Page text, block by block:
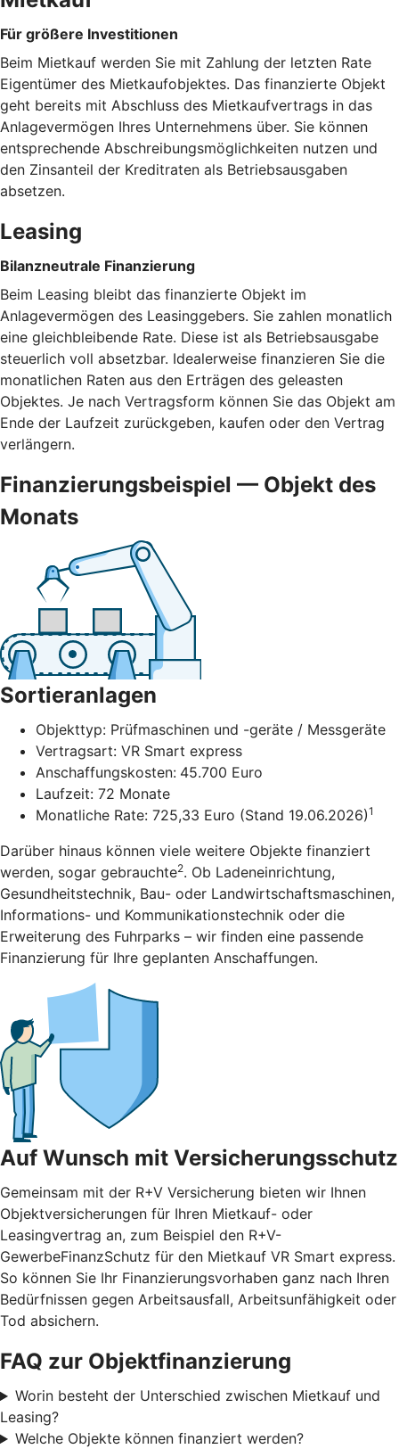
Für größere Investitionen
Beim Mietkauf werden Sie mit Zahlung der letzten Rate
Eigentümer des Mietkaufobjektes. Das finanzierte Objekt
geht bereits mit Abschluss des Mietkaufvertrags in das
Anlagevermögen Ihres Unternehmens über. Sie können
entsprechende Abschreibungsmöglichkeiten nutzen und
den Zinsanteil der Kreditraten als Betriebsausgaben
absetzen.
Leasing
Bilanzneutrale Finanzierung
Beim Leasing bleibt das finanzierte Objekt im
Anlagevermögen des Leasinggebers. Sie zahlen monatlich
eine gleichbleibende Rate. Diese ist als Betriebsausgabe
steuerlich voll absetzbar. Idealerweise finanzieren Sie die
monatlichen Raten aus den Erträgen des geleasten
Objektes. Je nach Vertragsform können Sie das Objekt am
Ende der Laufzeit zurückgeben, kaufen oder den Vertrag
verlängern.
Finanzierungsbeispiel — Objekt des
Monats
Sortieranlagen
Objekttyp: Prüfmaschinen und -geräte / Messgeräte
Vertragsart: VR Smart express
Anschaffungskosten: 45.700 Euro
Laufzeit: 72 Monate
Monatliche Rate: 725,33 Euro (Stand 19.06.2026)1
Darüber hinaus können viele weitere Objekte finanziert
werden, sogar gebrauchte2. Ob Ladeneinrichtung,
Gesundheitstechnik, Bau- oder Landwirtschaftsmaschinen,
Informations- und Kommunikationstechnik oder die
Erweiterung des Fuhrparks – wir finden eine passende
Finanzierung für Ihre geplanten Anschaffungen.
Auf Wunsch mit Versicherungsschutz
Gemeinsam mit der R+V Versicherung bieten wir Ihnen
Objektversicherungen für Ihren Mietkauf- oder
Leasingvertrag an, zum Beispiel den R+V-
GewerbeFinanzSchutz für den Mietkauf VR Smart express.
So können Sie Ihr Finanzierungsvorhaben ganz nach Ihren
Bedürfnissen gegen Arbeitsausfall, Arbeitsunfähigkeit oder
Tod absichern.
FAQ zur Objektfinanzierung
Worin besteht der Unterschied zwischen Mietkauf und
Leasing?
Welche Objekte können finanziert werden?